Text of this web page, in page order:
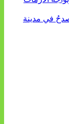
في مدينة